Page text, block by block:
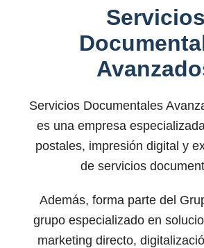
Servicios
Servicios Documentales
es una empresa
postales, impresión digital y
de servicios
Además, forma parte del
grupo especializado en
marketing directo,